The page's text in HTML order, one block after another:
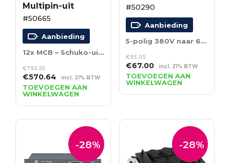
Multipin-uit
#50665
Aanbieding
12x MCB – Schuko-uit + Multipin-uit
€792.55
Oorspronkelijke
prijs
was:
€792.55.
€570.64Huidige
prijs
is:
€570.64.
incl. 21% BTW
TOEVOEGEN AAN
WINKELWAGEN
#50290
Aanbieding
5-polig 380V naar 6 schuko’s
€93.05
Oorspronkelijke
prijs
was:
€93.05.
€67.00Huidige
prijs
is:
€67.00.
incl. 21% BTW
TOEVOEGEN AAN
WINKELWAGEN
-28% -28%